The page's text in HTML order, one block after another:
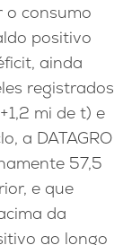
o consumo
positivo
ainda
registrados
mi de t) e
a DATAGRO
57,5
e que
da
ao longo